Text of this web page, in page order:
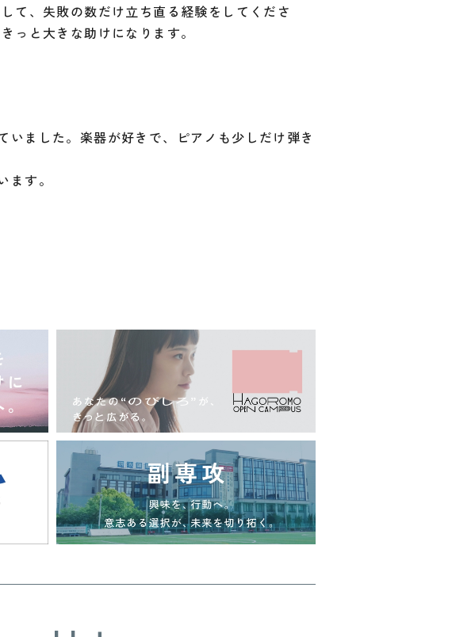
て、失敗の数だけ立ち直る経験をしてくださ
っと大きな助けになります。
いました。楽器が好きで、ピアノも少しだけ弾き
す。